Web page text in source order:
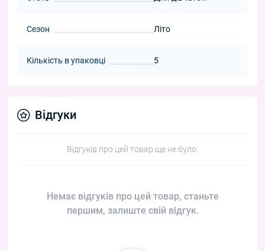
Сезон Літо
Кількість в упаковці 5
Відгуки
Відгуків про цей товар ще не було.
Немає відгуків про цей товар, станьте
першим, залиште свій відгук.